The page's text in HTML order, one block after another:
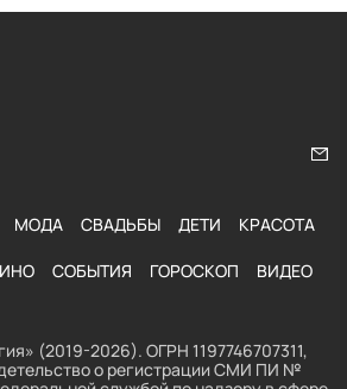
МОДА СВАДЬБЫ ДЕТИ КРАСОТА
СОБЫТИЯ ГОРОСКОП ВИДЕО
(2019-2026). ОГРН 1197746707311,
о регистрации СМИ ПИ №